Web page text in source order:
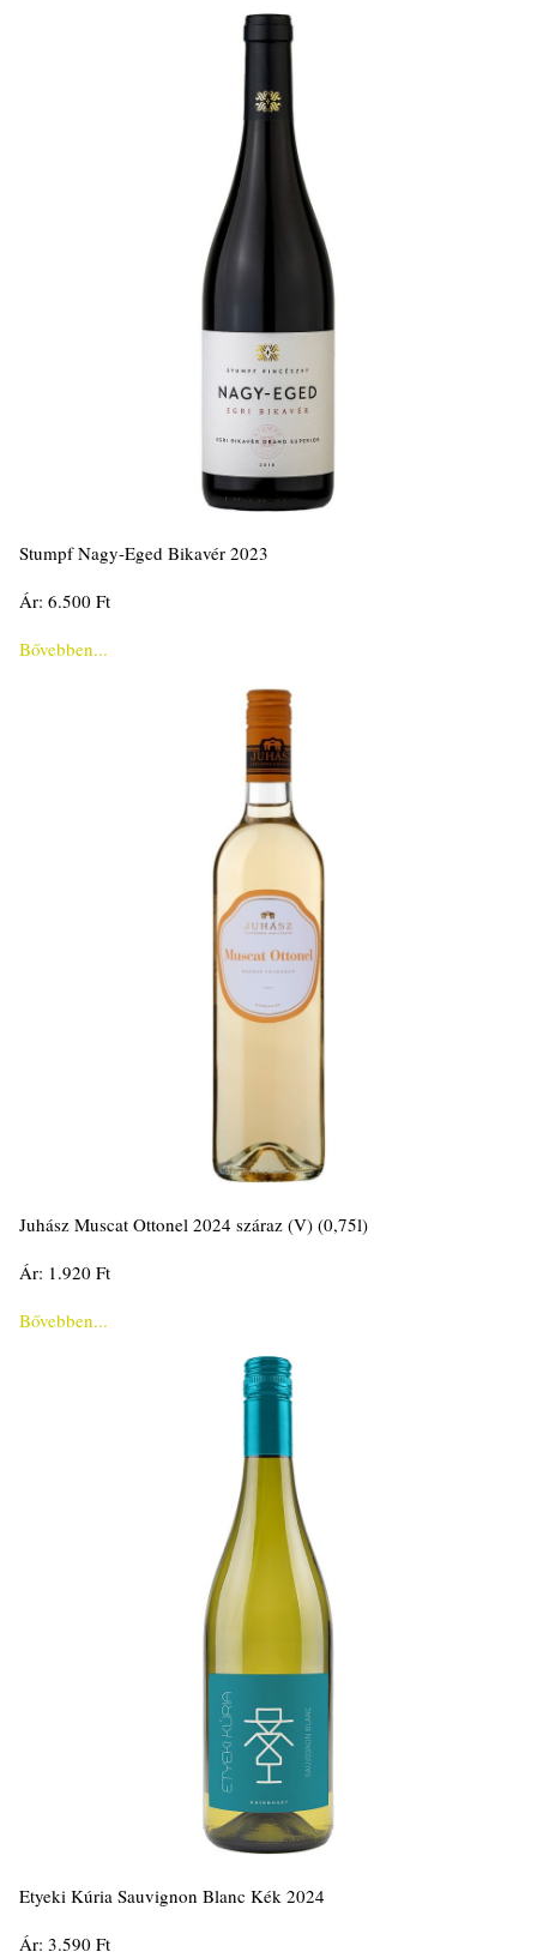
Stumpf Nagy-Eged Bikavér 2023
Ár: 6.500 Ft
Bővebben...
Juhász Muscat Ottonel 2024 száraz (V) (0,75l)
Ár: 1.920 Ft
Bővebben...
Etyeki Kúria Sauvignon Blanc Kék 2024
Ár: 3.590 Ft